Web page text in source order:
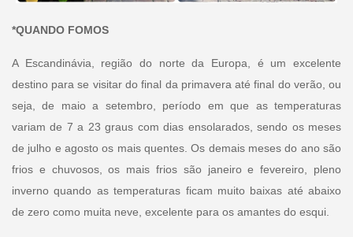
*QUANDO FOMOS
A Escandinávia, região do norte da Europa, é um excelente
destino para se visitar do final da primavera até final do verão, ou
seja, de maio a setembro, período em que as temperaturas
variam de 7 a 23 graus com dias ensolarados, sendo os meses
de julho e agosto os mais quentes. Os demais meses do ano são
frios e chuvosos, os mais frios são janeiro e fevereiro, pleno
inverno quando as temperaturas ficam muito baixas até abaixo
de zero como muita neve, excelente para os amantes do esqui.